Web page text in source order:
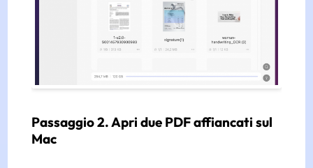
Passaggio 2. Apri due PDF affiancati sul
Mac